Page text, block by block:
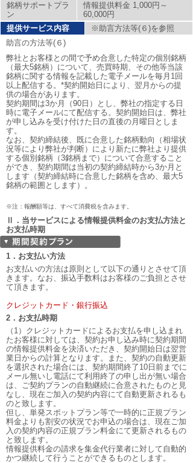
銘柄サポートプラ
ン
情報提供料金 1,000円～
60,000円
提供サービス内容
※助言方法等(６)を参照
助言の方法等(６)
弊社とお客様との間で予め合意した特定の個別銘柄
（最大5銘柄）について、売買時期、その他等当該
銘柄に関する情報を記載した電子メールを毎月1回
以上配信する。*契約開始日により、翌月からの提
供の場合があります。
契約期間は3か月（90日）とし、弊社の指定する日
時に電子メールにて配信する。契約開始日は、弊社
が申し込みを受け付けた日の直後の月曜日としま
す。
なお、契約締結後、既に合意した銘柄動向（相場状
況等により弊社が判断）により新たに弊社より提供
する個別銘柄（3銘柄まで）について合意すること
ができ、契約期間は当初の契約締結時から3か月と
します（契約締結時に合意した銘柄を含め、最大5
銘柄の範囲とします）。
※注：報酬額等は、すべて消費税を含みます。
Ⅱ．当サービスによる情報提供料金のお支払方法と
お支払時期
1．お支払い方法
お支払いの方法は原則として以下の通りとさせて頂
きます。なお、振込手数料はお客様のご負担とさせ
て頂きます。
クレジットカード・銀行振込
2．お支払時期
（1）クレジットカードによるお支払を申し込まれ
たお客様に対しては、契約お申し込み時に契約期間
の情報提供料金を決済いただき、契約開始日は翌営
業日からの計算となります。また、契約の自動更新
を選択された場合には、契約期間終了10日前までに
メール無いし電話にて利用終了の申し出が無い場合
は、ご契約プランの自動継続に合意されたものと見
なし、現在ご加入の契約内容にて自動更新されるも
のと致します。
但し、単発スポットプラン等で一時的に正規プラン
料金よりも割安の状況でお申込の場合は、現在ご加
入の契約内容の正規プラン料金にて更新されるもの
と致します。
情報提供料金の請求を集金代行業者に対して自動的
かつ継続して行うことができるものとします。